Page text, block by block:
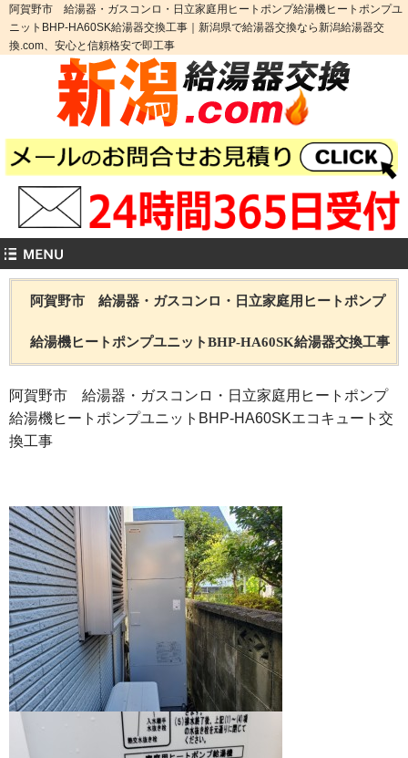
阿賀野市 給湯器・ガスコンロ・日立家庭用ヒートポンプ給湯機ヒートポンプユ
ニットBHP-HA60SK給湯器交換工事｜新潟県で給湯器交換なら新潟給湯器交
換.com、安心と信頼格安で即工事
阿賀野市 給湯器・ガスコンロ・日立家庭用ヒートポンプ
給湯機ヒートポンプユニットBHP-HA60SK給湯器交換工事
阿賀野市 給湯器・ガスコンロ・日立家庭用ヒートポンプ
給湯機ヒートポンプユニットBHP-HA60SKエコキュート交
換工事